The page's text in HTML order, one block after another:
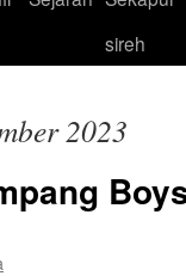
sireh
2023